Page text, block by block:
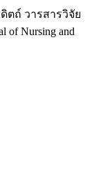
ตถ์ วารสารวิจัย
Nursing and